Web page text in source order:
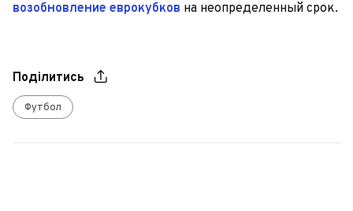
возобновление еврокубков на неопределенный срок.
Поділитись
Футбол